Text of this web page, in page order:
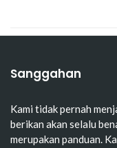
Sanggahan
Kami tidak pernah
berikan akan selalu
merupakan panduan.